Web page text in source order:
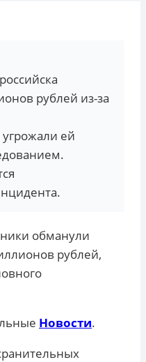
рублей из-за
ей
обманули
рублей,
Новости.